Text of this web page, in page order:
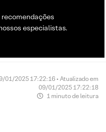
especialistas.
01/2025 17:22:16 • Atualizado em
09/01/2025 17:22:18
1 minuto de leitura